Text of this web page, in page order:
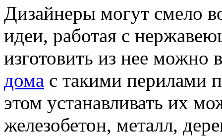
Дизайнеры могут смело
идеи, работая с
изготовить из нее можно
дома с такими перилами
этом устанавливать их
железобетон, металл,